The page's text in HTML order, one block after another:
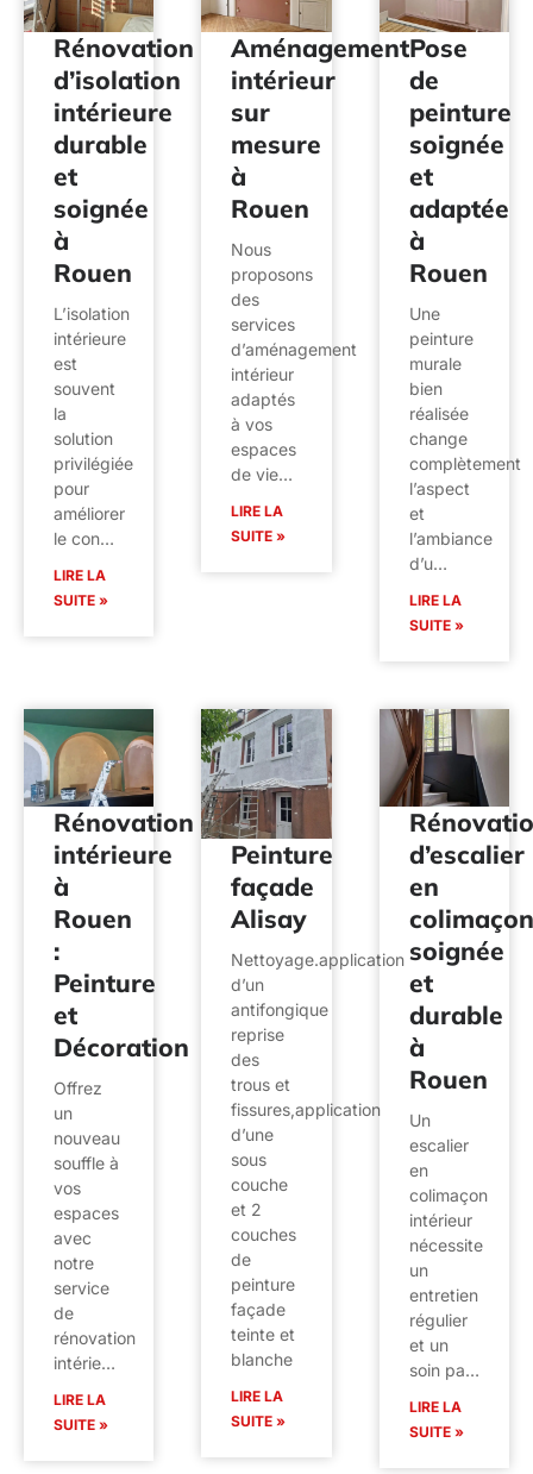
Rénovation
d’isolation
intérieure
durable
et
soignée
à
Rouen
L’isolation
intérieure
est
souvent
la
solution
privilégiée
pour
améliorer
le con…
LIRE LA
SUITE »
Aménagement
intérieur
sur
mesure
à
Rouen
Nous
proposons
des
services
d’aménagement
intérieur
adaptés
à vos
espaces
de vie…
LIRE LA
SUITE »
Pose
de
peinture
soignée
et
adaptée
à
Rouen
Une
peinture
murale
bien
réalisée
change
complètement
l’aspect
et
l’ambiance
d’u…
LIRE LA
SUITE »
Rénovation
intérieure
à
Rouen
:
Peinture
et
Décoration
Offrez
un
nouveau
souffle à
vos
espaces
avec
notre
service
de
rénovation
intérie…
LIRE LA
SUITE »
Peinture
façade
Alisay
Nettoyage.application
d’un
antifongique
reprise
des
trous et
fissures,application
d’une
sous
couche
et 2
couches
de
peinture
façade
teinte et
blanche
LIRE LA
SUITE »
d’escalier
en
colimaçon
soignée
et
durable
à
Rouen
Un
escalier
en
colimaçon
intérieur
nécessite
un
entretien
régulier
et un
soin pa…
LIRE LA
SUITE »